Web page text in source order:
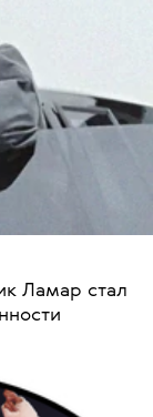
Ламар стал